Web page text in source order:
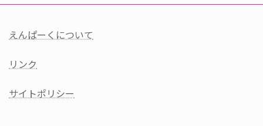
えんぱーくについて
リンク
サイトポリシー